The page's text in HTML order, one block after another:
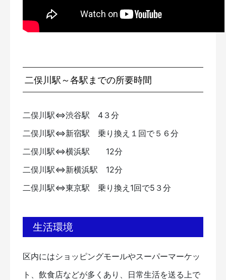
二俣川駅～各駅までの所要時間
二俣川駅⇔渋谷駅 4３分
二俣川駅⇔新宿駅 乗り換え１回で５６分
二俣川駅⇔横浜駅 12分
二俣川駅⇔新横浜駅 12分
二俣川駅⇔東京駅 乗り換え1回で5３分
生活環境
区内にはショッピングモールやスーパーマーケッ
ト、飲食店などが多くあり、日常生活を送る上で